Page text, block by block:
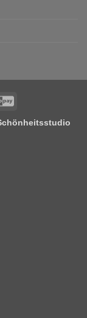
GiroPay